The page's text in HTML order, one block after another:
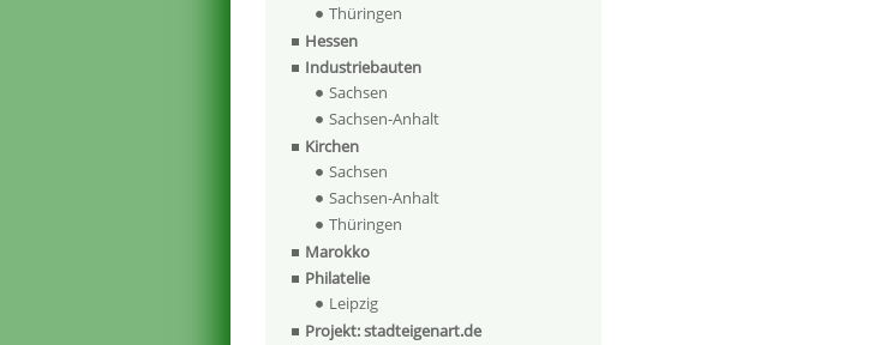
Thüringen
Hessen
Industriebauten
Sachsen
Sachsen-Anhalt
Kirchen
Sachsen
Sachsen-Anhalt
Thüringen
Marokko
Philatelie
Leipzig
Projekt: stadteigenart.de